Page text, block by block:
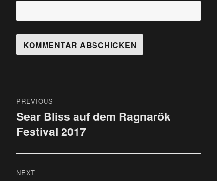
PREVIOUS
Previous
post:
Sear Bliss auf dem Ragnarök
Festival 2017
NEXT